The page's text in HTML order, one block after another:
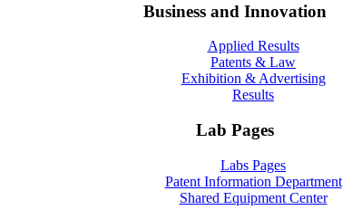
Business and Innovation
Applied Results
Patents & Law
Exhibition & Advertising
Results
Lab Pages
Labs Pages
Patent Information Department
Shared Equipment Center